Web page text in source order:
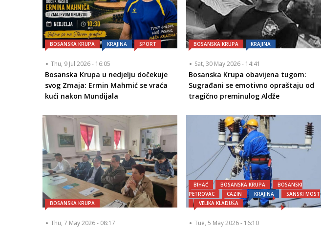
BOSANSKA KRUPA KRAJINA SPORT
Thu, 9 Jul 2026 - 16:05
Bosanska Krupa u nedjelju dočekuje
svog Zmaja: Ermin Mahmić se vraća
kući nakon Mundijala
BOSANSKA KRUPA KRAJINA
Sat, 30 May 2026 - 14:41
Bosanska Krupa obavijena tugom:
Sugrađani se emotivno opraštaju od
tragično preminulog Aldže
BOSANSKA KRUPA
Thu, 7 May 2026 - 08:17
BIHAĆ BOSANSKA KRUPA
BOSANSKI
PETROVAC
CAZIN KRAJINA
SANSKI MOST
VELIKA KLADUŠA
Tue, 5 May 2026 - 16:10